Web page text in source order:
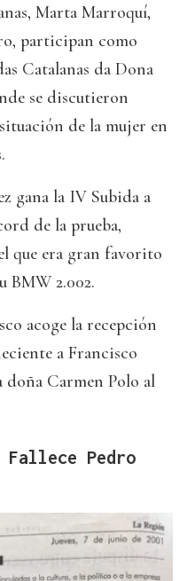
Marta Marroquí,
participan como
Catalanas da Dona
se discutieron
de la mujer en
gana la IV Subida a
de la prueba,
que era gran favorito
BMW 2.002.
acoge la recepción
a Francisco
Carmen Polo al
Pedro